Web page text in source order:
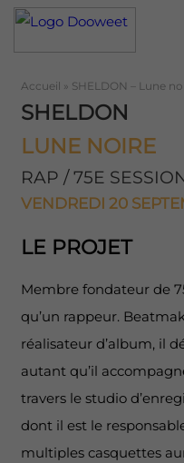
Accueil » SHELDON – Lune
SHELDON
LUNE NOIRE
RAP / 75E
VENDREDI 20
LE PROJET
Membre fondateur de
qu’un rappeur.
réalisateur d’album, il
autant qu’il
travers le studio
dont il est le
multiples casquettes